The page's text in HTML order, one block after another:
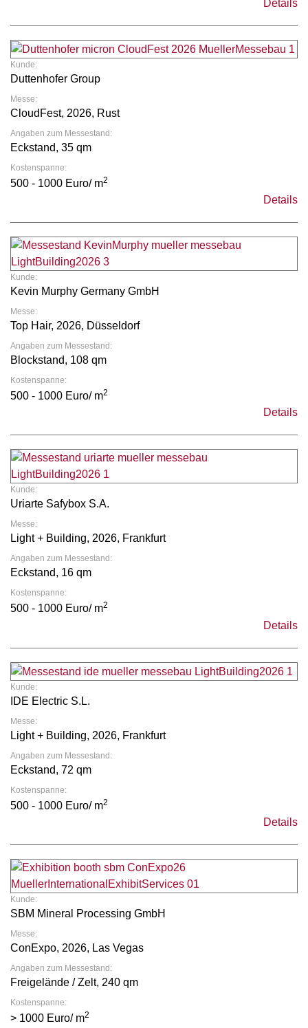
Details
Kunde:
Duttenhofer Group
Messe:
CloudFest, 2026, Rust
Angaben zum Messestand:
Eckstand, 35 qm
Kostenspanne:
500 - 1000 Euro/ m2
Details
Kunde:
Kevin Murphy Germany GmbH
Messe:
Top Hair, 2026, Düsseldorf
Angaben zum Messestand:
Blockstand, 108 qm
Kostenspanne:
500 - 1000 Euro/ m2
Details
Kunde:
Uriarte Safybox S.A.
Messe:
Light + Building, 2026, Frankfurt
Angaben zum Messestand:
Eckstand, 16 qm
Kostenspanne:
500 - 1000 Euro/ m2
Details
Kunde:
IDE Electric S.L.
Messe:
Light + Building, 2026, Frankfurt
Angaben zum Messestand:
Eckstand, 72 qm
Kostenspanne:
500 - 1000 Euro/ m2
Details
Kunde:
SBM Mineral Processing GmbH
Messe:
ConExpo, 2026, Las Vegas
Angaben zum Messestand:
Freigelände / Zelt, 240 qm
Kostenspanne:
> 1000 Euro/ m2